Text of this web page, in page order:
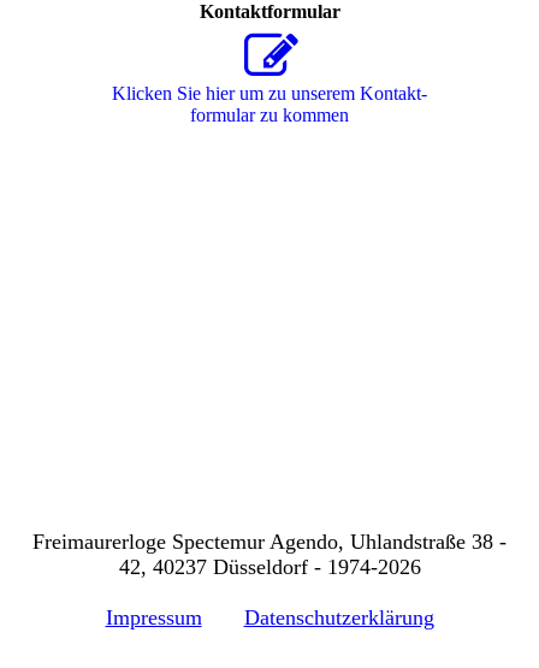
Kontaktformular
Klicken Sie hier um zu unserem Kon­takt­
for­mu­lar zu kommen
Freimaurerloge Spectemur Agendo, Uhlandstraße 38 -
42, 40237 Düsseldorf - 1974-2026
Impressum Datenschutzerklärung